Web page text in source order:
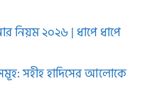
নিয়ম ২০২৬ | ধাপে ধাপে
সহীহ হাদিসের আলোকে